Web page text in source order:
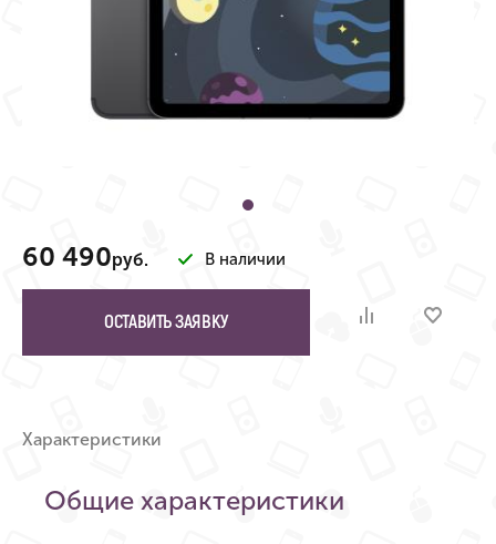
60 490руб. В наличии
ОСТАВИТЬ ЗАЯВКУ
Характеристики
Общие характеристики